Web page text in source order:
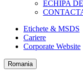
ECHIPA
Etichete & MSDS
Cariere
Corporate Website
Romania